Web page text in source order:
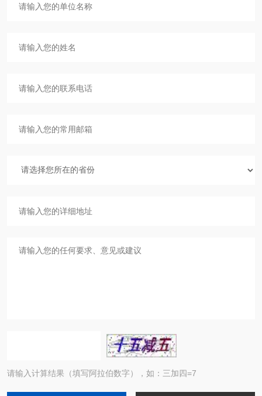
请输入计算结果（填写阿拉伯数字），如：三加四=7